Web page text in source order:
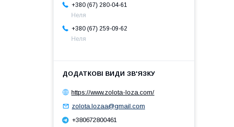
+380 (67) 280-04-61
Неля
+380 (67) 259-09-62
Неля
https://www.zolota-loza.com/
zolota.lozaa@gmail.com
+380672800461